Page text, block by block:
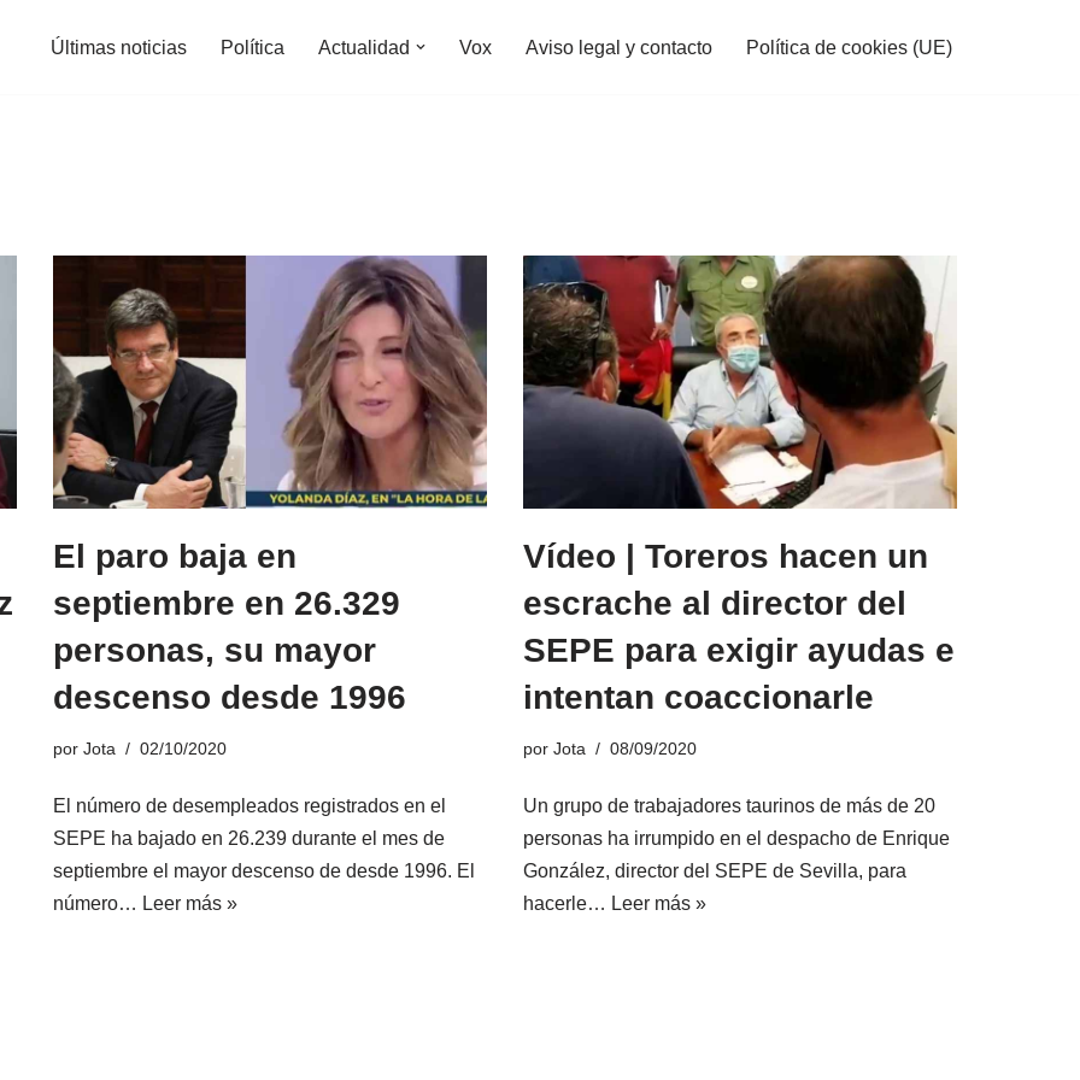
Últimas noticias Política Actualidad Vox Aviso legal y contacto Política de cookies (UE)
El paro baja en
septiembre en 26.329
personas, su mayor
descenso desde 1996
por Jota 02/10/2020
El número de desempleados registrados en el
SEPE ha bajado en 26.239 durante el mes de
septiembre el mayor descenso de desde 1996. El
número… Leer más »
Vídeo | Toreros hacen un
escrache al director del
SEPE para exigir ayudas e
intentan coaccionarle
por Jota 08/09/2020
Un grupo de trabajadores taurinos de más de 20
personas ha irrumpido en el despacho de Enrique
González, director del SEPE de Sevilla, para
hacerle… Leer más »